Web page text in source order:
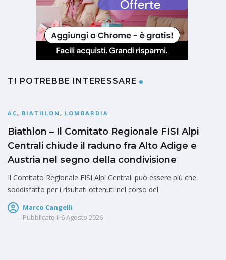
TI POTREBBE INTERESSARE
AC, BIATHLON , LOMBARDIA
Biathlon – Il Comitato Regionale FISI Alpi
Centrali chiude il raduno fra Alto Adige e
Austria nel segno della condivisione
Il Comitato Regionale FISI Alpi Centrali può essere più che
soddisfatto per i risultati ottenuti nel corso del
Marco Cangelli
Pubblicato il 6 Agosto 2026